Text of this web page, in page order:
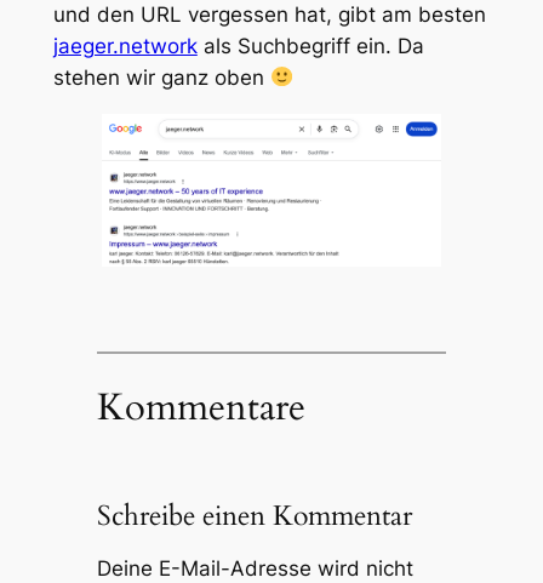
und den URL vergessen hat, gibt am besten
jaeger.networkals Suchbegriff ein. Da
stehen wir ganz oben
Kommentare
Schreibe einen Kommentar
Deine E-Mail-Adresse wird nicht